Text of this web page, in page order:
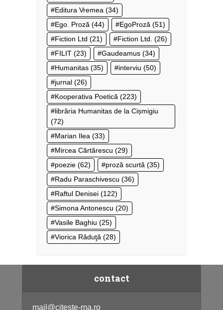
Editura Vremea (34)
Ego. Proză (44) EgoProză (51)
Fiction Ltd (21) Fiction Ltd. (26)
FILIT (23) Gaudeamus (34)
Humanitas (35) interviu (50)
jurnal (26)
Kooperativa Poetică (223)
librăria Humanitas de la Cișmigiu
(72)
Marian Ilea (33)
Mircea Cărtărescu (29)
poezie (62) proză scurtă (35)
Radu Paraschivescu (36)
Raftul Denisei (122)
Simona Antonescu (20)
Vasile Baghiu (25)
Viorica Răduţă (28)
contact
mail@citeste-ma.ro